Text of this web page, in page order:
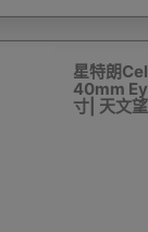
星特朗
40mm
寸| 天文